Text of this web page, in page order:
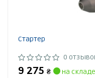
Стартер
0
9 275 ₴
на складе